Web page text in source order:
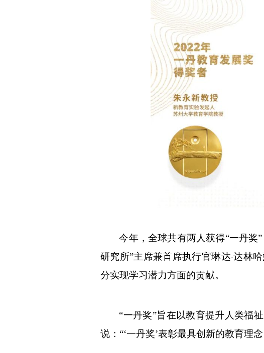
今年，全球共有两人获得“一丹奖
研究所”主席兼首席执行官琳达·达林
分实现学习潜力方面的贡献。
“一丹奖”旨在以教育提升人类福
说：“‘一丹奖’表彰最具创新的教育理